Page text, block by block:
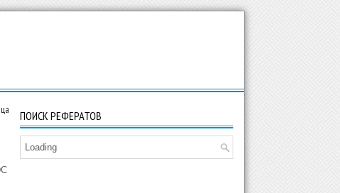
ПОИСК РЕФЕРАТОВ
Loading